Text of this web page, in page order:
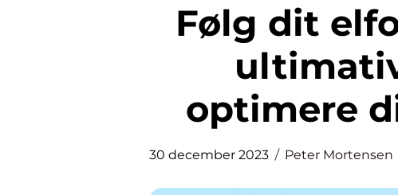
Følg dit elforbrug app – Den
optimere
30 december 2023 Peter Mortensen